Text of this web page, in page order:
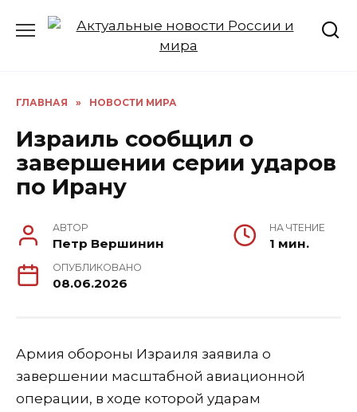
ГЛАВНАЯ » НОВОСТИ МИРА
Израиль сообщил о
завершении серии ударов
по Ирану
АВТОР
Петр Вершинин
НА ЧТЕНИЕ
1 мин.
ОПУБЛИКОВАНО
08.06.2026
Армия обороны Израиля заявила о
завершении масштабной авиационной
операции, в ходе которой ударам